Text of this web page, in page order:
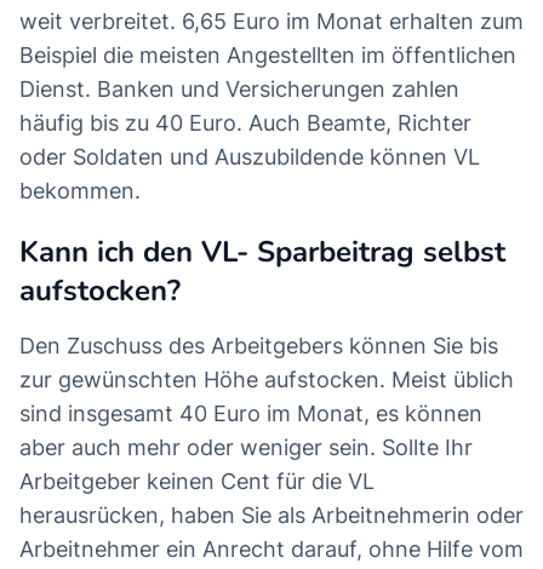
weit verbreitet. 6,65 Euro im Monat erhalten zum
Beispiel die meisten Angestellten im öffentlichen
Dienst. Banken und Versicherungen zahlen
häufig bis zu 40 Euro. Auch Beamte, Richter
oder Soldaten und Auszubildende können VL
bekommen.
Kann ich den VL- Sparbeitrag selbst
aufstocken?
Den Zuschuss des Arbeitgebers können Sie bis
zur gewünschten Höhe aufstocken. Meist üblich
sind insgesamt 40 Euro im Monat, es können
aber auch mehr oder weniger sein. Sollte Ihr
Arbeitgeber keinen Cent für die VL
herausrücken, haben Sie als Arbeitnehmerin oder
Arbeitnehmer ein Anrecht darauf, ohne Hilfe vom